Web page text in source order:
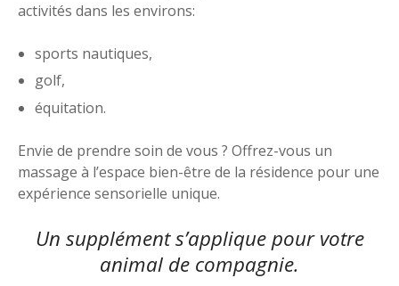
activités dans les environs:
sports nautiques,
golf,
équitation.
Envie de prendre soin de vous ? Offrez-vous un
massage à l’espace bien-être de la résidence pour une
expérience sensorielle unique.
Un supplément s’applique pour votre
animal de compagnie.